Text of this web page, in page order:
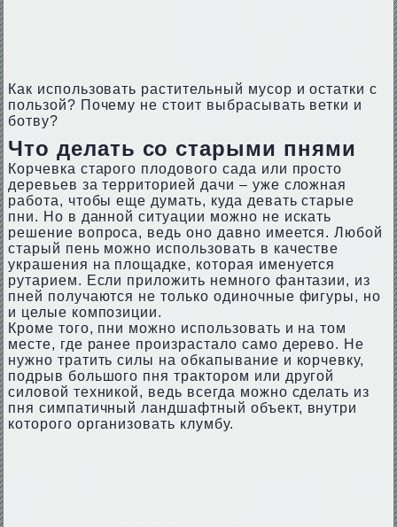
Как использовать растительный мусор и остатки с
пользой? Почему не стоит выбрасывать ветки и
ботву?
Что делать со старыми пнями
Корчевка старого плодового сада или просто
деревьев за территорией дачи – уже сложная
работа, чтобы еще думать, куда девать старые
пни. Но в данной ситуации можно не искать
решение вопроса, ведь оно давно имеется. Любой
старый пень можно использовать в качестве
украшения на площадке, которая именуется
рутарием. Если приложить немного фантазии, из
пней получаются не только одиночные фигуры, но
и целые композиции.
Кроме того, пни можно использовать и на том
месте, где ранее произрастало само дерево. Не
нужно тратить силы на обкапывание и корчевку,
подрыв большого пня трактором или другой
силовой техникой, ведь всегда можно сделать из
пня симпатичный ландшафтный объект, внутри
которого организовать клумбу.